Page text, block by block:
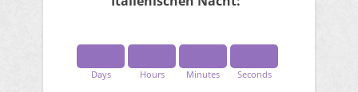
Days Hours Minutes Seconds